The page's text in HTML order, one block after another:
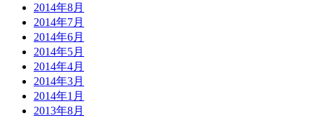
2014年8月
2014年7月
2014年6月
2014年5月
2014年4月
2014年3月
2014年1月
2013年8月